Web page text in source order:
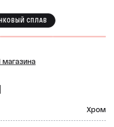
СПЛАВ
магазина
Хром